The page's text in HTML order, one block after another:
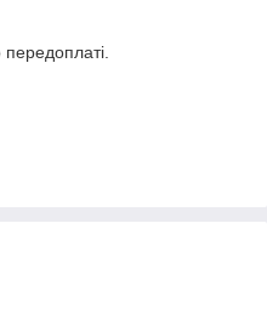
передоплаті.